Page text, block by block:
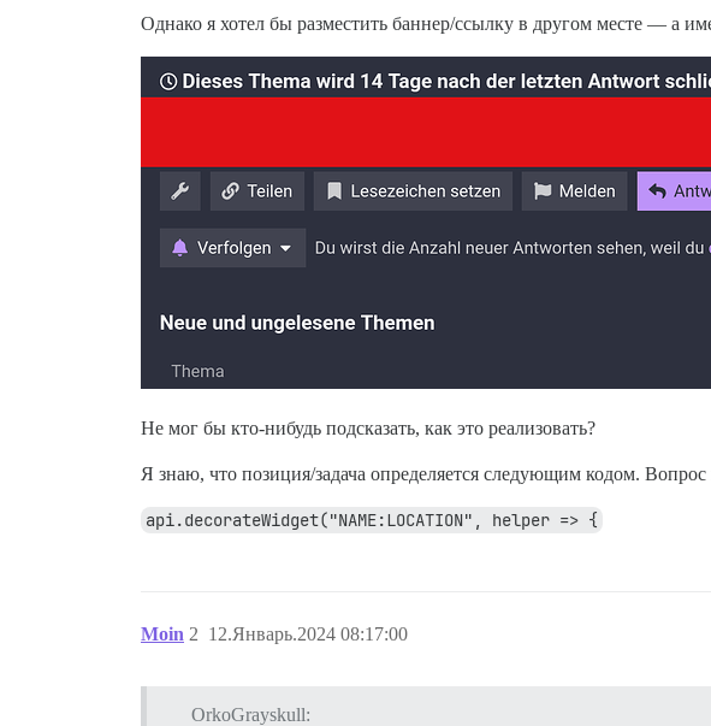
Однако я хотел бы разместить баннер/ссылку в другом месте — а
Не мог бы кто-нибудь подсказать, как это реализовать?
Я знаю, что позиция/задача определяется следующим кодом.
api.decorateWidget("NAME:LOCATION", helper => {
Moin 12.Январь.2024 08:17:00
2
OrkoGrayskull: